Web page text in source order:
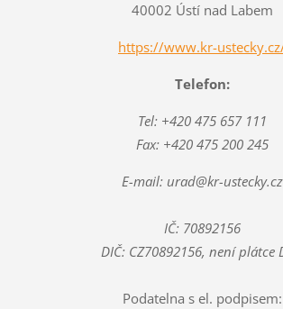
40002 Ústí nad Labem
https://www.kr-
Telefon:
Tel: +420 475 657 111
Fax: +420 475 200 245
E-mail: urad@kr-ustecky.cz
IČ: 70892156
DIČ: CZ70892156, není plátce
Podatelna s el. podpisem: